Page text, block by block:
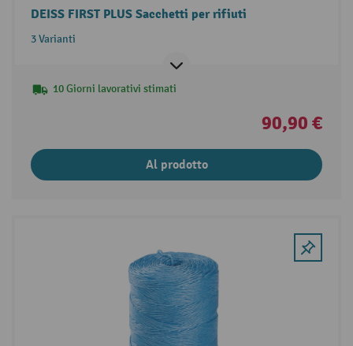
DEISS FIRST PLUS Sacchetti per rifiuti
3 Varianti
10 Giorni lavorativi stimati
90,90 €
Al prodotto